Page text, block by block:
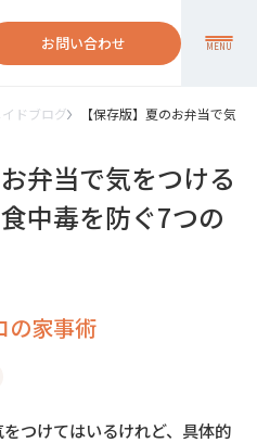
お問い合わせ MENU
ドブログ 【保存版】夏のお弁当で気
弁当で気をつける
中毒を防ぐ7つの
の家事術
をつけてはいるけれど、具体的